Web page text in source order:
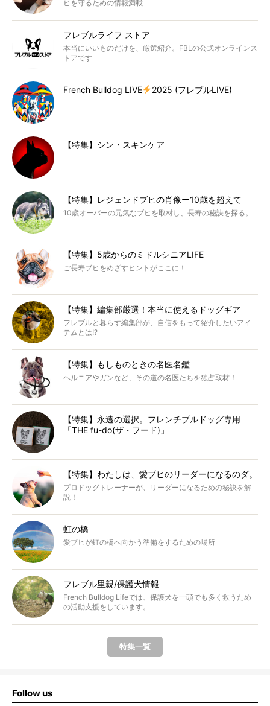
ヒを守るための情報満載
フレブルライフ ストア
本当にいいものだけを、厳選紹介。FBLの公式オンラインス
トアです
French Bulldog LIVE 2025 (フレブルLIVE)
【特集】シン・スキンケア
【特集】レジェンドブヒの肖像ー10歳を超えて
10歳オーバーの元気なブヒを取材し、長寿の秘訣を探る。
【特集】5歳からのミドルシニアLIFE
ご長寿ブヒをめざすヒントがここに！
【特集】編集部厳選！本当に使えるドッグギア
フレブルと暮らす編集部が、自信をもって紹介したいアイ
テムとは!?
【特集】もしものときの名医名鑑
ヘルニアやガンなど、その道の名医たちを独占取材！
【特集】永遠の選択。フレンチブルドッグ専用
「THE fu-do(ザ・フード)」
【特集】わたしは、愛ブヒのリーダーになるのダ。
プロドッグトレーナーが、リーダーになるための秘訣を解
説！
虹の橋
愛ブヒが虹の橋へ向かう準備をするための場所
フレブル里親/保護犬情報
French Bulldog Lifeでは、保護犬を一頭でも多く救うため
の活動支援をしています。
特集一覧
Follow us